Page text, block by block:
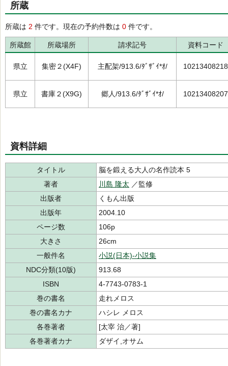
所蔵
所蔵は 2 件です。現在の予約件数は 0 件です。
所蔵館 所蔵場所 請求記号 資料コード
県立 集密２(X4F) 主配架/913.6/ﾀﾞｻﾞｲ*ｵ/ 10213408218
県立 書庫２(X9G) 郷人/913.6/ﾀﾞｻﾞｲ*ｵ/ 10213408207
資料詳細
タイトル
脳を鍛える大人の名作読本 5
著者
川島 隆太 ／監修
出版者
くもん出版
出版年
2004.10
ページ数
106p
大きさ
26cm
一般件名
小説(日本)-小説集
NDC分類(10版)
913.68
ISBN
4-7743-0783-1
巻の書名
走れメロス
巻の書名カナ
ハシレ メロス
各巻著者
[太宰 治／著]
各巻著者カナ
ダザイ,オサム